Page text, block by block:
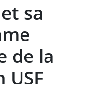
sa
de la
USF